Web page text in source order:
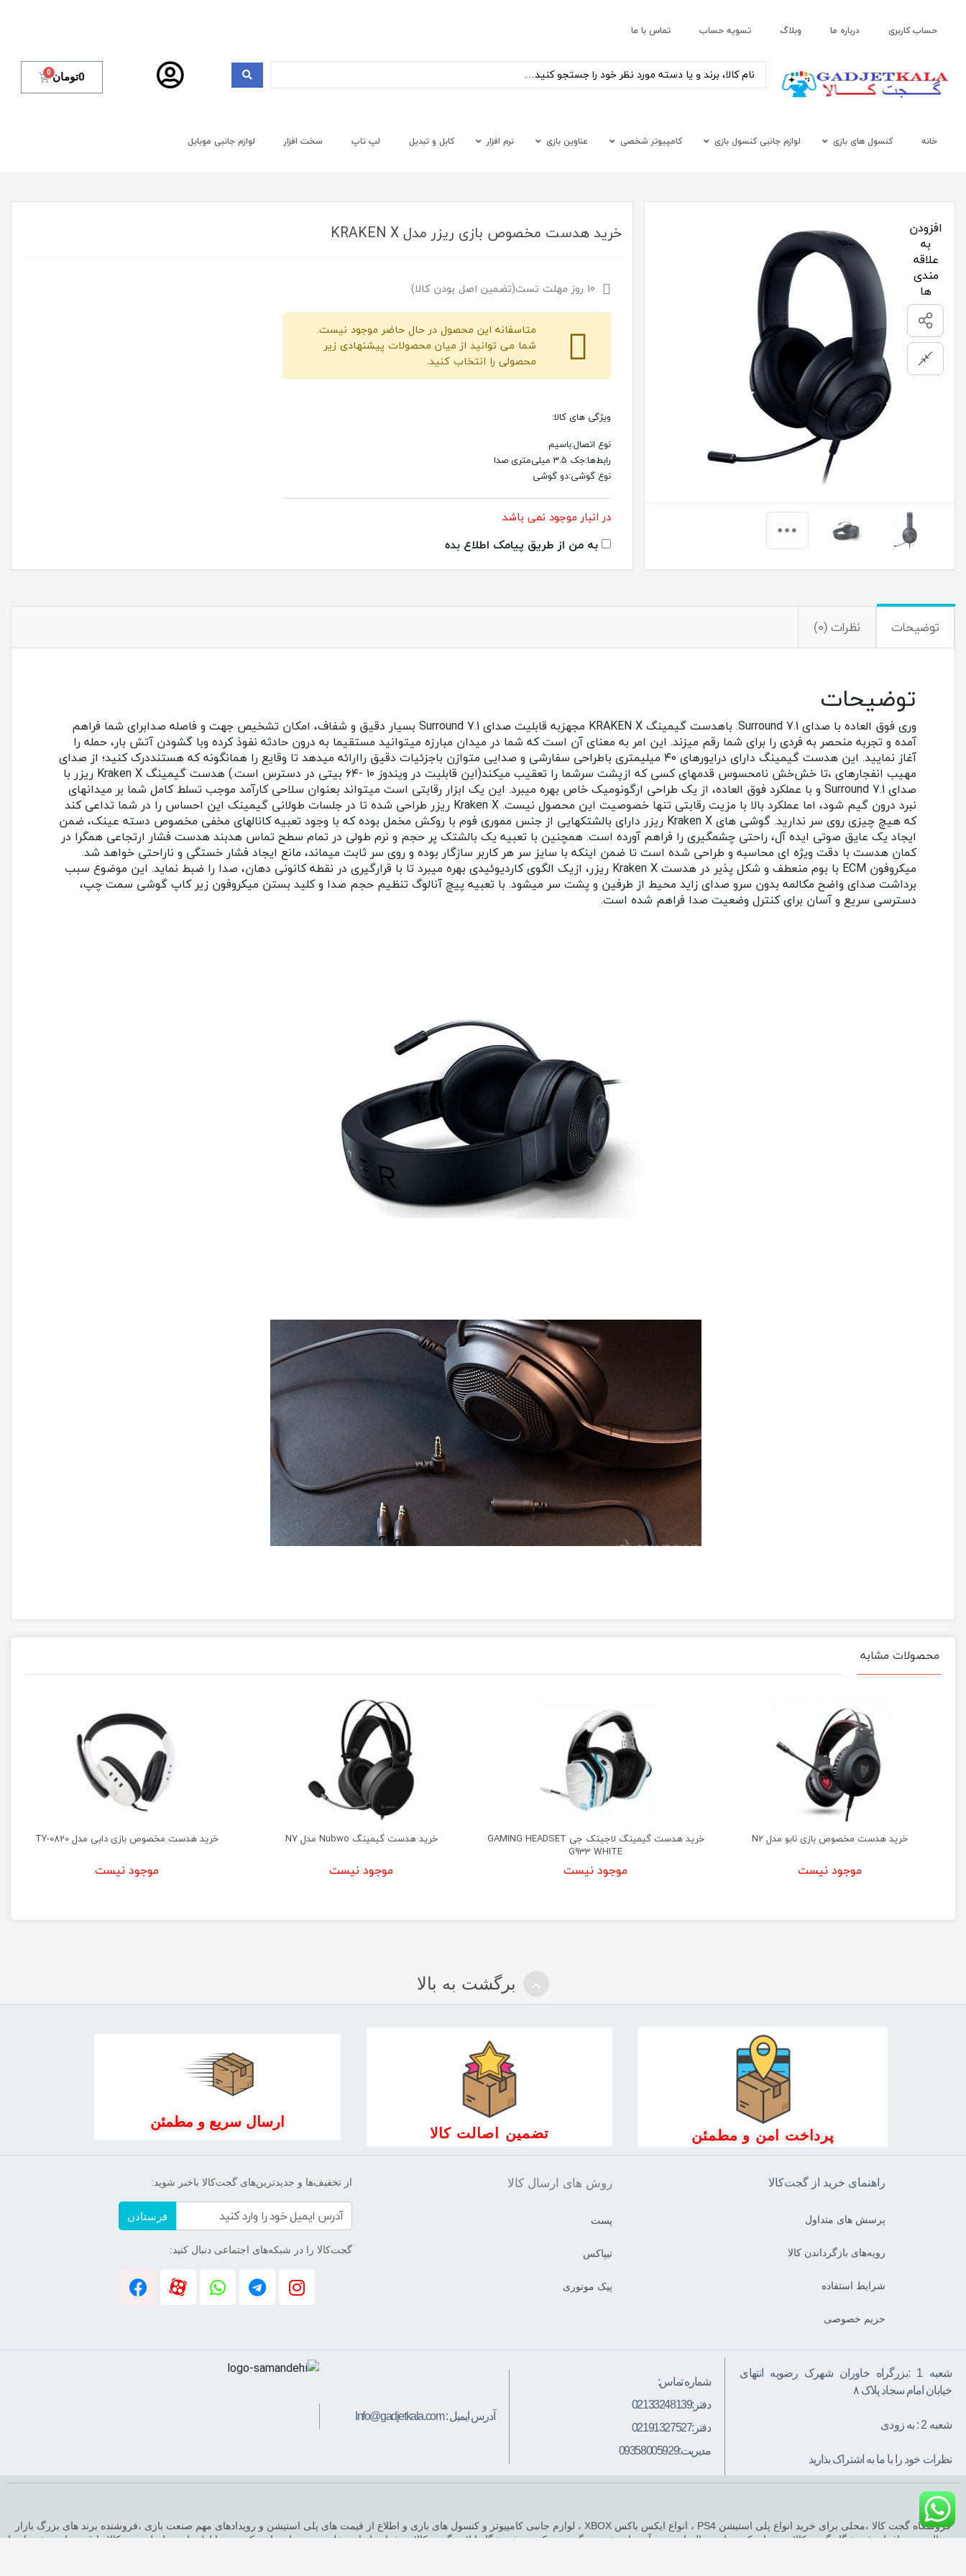
حساب کاربری درباره ما وبلاگ تسویه حساب تماس با ما
0تومان
خانه کنسول های بازی لوازم جانبی کنسول بازی کامپیوتر شخصی عناوین بازی نرم افزار کابل و تبدیل لپ تاپ سخت افزار لوازم جانبی موبایل
افزودن
به
علاقه
مندی
ها
خرید هدست مخصوص بازی ریزر مدل KRAKEN X
10 روز مهلت تست(تضمین اصل بودن کالا)
متاسفانه این محصول در حال حاضر موجود نیست.
شما می توانید از میان محصولات پیشنهادی زیر
محصولی را انتخاب کنید.
ویژگی های کالا:
نوع اتصال:باسیم
رابط‌ها:جک 3.5 میلی‌متری صدا
نوع گوشی:دو گوشی
در انبار موجود نمی باشد
به من از طریق پیامک اطلاع بده
توضیحات نظرات (0)
توضیحات
وری فوق العاده با صدای Surround 7.1. باهدست گیمینگ KRAKEN X مجهزبه قابلیت صدای Surround 7.1 بسیار دقیق و شفاف، امکان تشخیص جهت و فاصله صدابرای شما فراهم
آمده و تجربه منحصر به فردی را برای شما رقم میزند. این امر به معنای آن است که شما در میدان مبارزه میتوانید مستقیما به درون حادثه نفوذ کرده وبا گشودن آتش بار، حمله را
آغاز نمایید. این هدست گیمینگ دارای درایورهای ۴۰ میلیمتری باطراحی سفارشی و صدایی متوازن باجزئیات دقیق راارائه میدهد تا وقایع را همانگونه که هستنددرک کنید؛ از صدای
مهیب انفجارهای ،تا خش‌خش نامحسوس قدمهای کسی که ازپشت سرشما را تعقیب میکند(این قابلیت در ویندوز ۱۰ -۶۴ بیتی در دسترس است.) هدست گیمینگ Kraken X ریزر با
صدای Surround 7.1 و با عملکرد فوق العاده، از یک طراحی ارگونومیک خاص بهره میبرد. این یک ابزار رقابتی است میتواند بعنوان سلاحی کارآمد موجب تسلط کامل شما بر میدانهای
نبرد درون گیم شود، اما عملکرد بالا با مزیت رقابتی تنها خصوصیت این محصول نیست. Kraken X ریزر طراحی شده تا در جلسات طولانی گیمینک این احساس را در شما تداعی کند
که هیچ چیزی روی سر ندارید. گوشی های Kraken X ریزر دارای بالشتکهایی از جنس مموری فوم با روکش مخمل بوده که با وجود تعبیه کانالهای مخفی مخصوص دسته عینک، ضمن
ایجاد یک عایق صوتی ایده آل، راحتی چشمگیری را فراهم آورده است. همچنین با تعبیه یک بالشتک پر حجم و نرم طولی در تمام سطح تماس هدبند هدست فشار ارتجاعی همگرا در
کمان هدست با دقت ویژه ای محاسبه و طراحی شده است تا ضمن اینکه با سایز سر هر کاربر سازگار بوده و روی سر ثابت میماند، مانع ایجاد فشار خستگی و ناراحتی خواهد شد.
میکروفون ECM با بوم منعطف و شکل پذیر در هدست Kraken X ریزر، ازیک الگوی کاردیوئیدی بهره میبرد تا با قرارگیری در نقطه کانونی دهان، صدا را ضبط نماید. این موضوع سبب
برداشت صدای واضح مکالمه بدون سرو صدای زاید محیط از طرفین و پشت سر میشود. با تعبیه پیچ آنالوگ تنظیم حجم صدا و کلید بستن میکروفون زیر کاپ گوشی سمت چپ،
دسترسی سریع و آسان برای کنترل وضعیت صدا فراهم شده است.
محصولات مشابه
خرید هدست مخصوص بازی نابو مدل N2
موجود نیست
خرید هدست گیمینگ لاجیتک جی GAMING HEADSET
G933 WHITE
موجود نیست
خرید هدست گیمینگ Nubwo مدل N7
موجود نیست
خرید هدست مخصوص بازی دابی مدل TY-0820
موجود نیست
برگشت به بالا
پرداخت امن و مطمئن تضمین اصالت کالا
ارسال سریع و مطمئن
راهنمای خرید از گجت‌کالا
پرسش های متداول
رویه‌های بازگرداندن کالا
شرایط استفاده
حریم خصوصی
روش های ارسال کالا
پست
تیپاکس
پیک موتوری
از تخفیف‌ها و جدیدترین‌های گجت‌کالا باخبر شوید:
فرستادن
گجت‌کالا را در شبکه‌های اجتماعی دنبال کنید:
شعبه 1 :بزرگراه خاوران شهرک رضویه انتهای
خیابان امام سجاد پلاک ۸
شعبه 2 : به زودی
نظرات خود را با ما به اشتراک بذارید
شماره تماس:
دفتر:02133248139
دفتر:02191327527
مدیریت:09358005929
آدرس ایمیل :Info@gadjetkala.com
فروشگاه گجت کالا ،محلی برای خرید انواع پلی استیشن PS4 ، انواع ایکس باکس XBOX ، لوازم جانبی کامپیوتر و کنسول های بازی و اطلاع از قیمت های پلی استیشن و رویدادهای مهم صنعت بازی ،فروشنده برند های بزرگ بازار
دیجیتال و نرم افزار ،فروشگاه گجت کالا تجربه‌ای که در این سال‌ها بدست آمد، اندوخته بزرگی بوده که تیم فروشگاه انلاین گجت کالا حرفه‌ای‌ها را در خلق برندی تازه یاری کرده. و با اطمینان به اصل بودن کالا ها قصد دارد مشتریان با